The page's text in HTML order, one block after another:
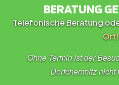
BERATUNG
Telefonische Beratung
Ort!
Ohne Termin ist der
Dorfchemnitz nicht